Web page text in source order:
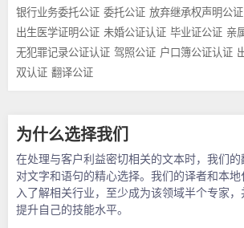
银行业务委托公证 委托公证 放弃继承权声明公证
出生医学证明公证 未婚公证认证 毕业证公证 亲
无犯罪记录公证认证 驾照公证 户口簿公证认证
双认证 翻译公证
为什么选择我们
在处理与客户利益密切相关的文本时，我们
对文字和语句的精心选择。我们的译者和本
入了解相关行业，至少成为该领域半个专家
提升自己的技能水平。